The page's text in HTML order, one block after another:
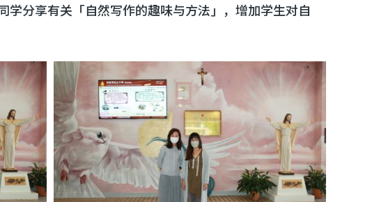
分享有关「自然写作的趣味与方法」，增加学生对自